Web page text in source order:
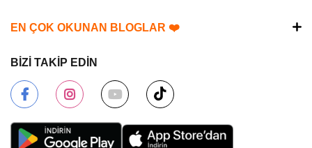
EN ÇOK OKUNAN BLOGLAR ❤️
BİZİ TAKİP EDİN